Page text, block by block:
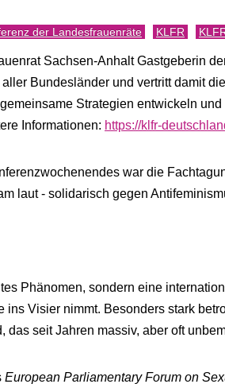
der Landesfrauenräte KLFR
Sachsen-Anhalt Gastgeberin
Bundesländer und vertritt damit
Strategien entwickeln
Informationen: https://klfr-
war die
laut - solidarisch gegen
Phänomen, sondern eine
Visier nimmt. Besonders stark
seit Jahren massiv, aber oft
European Parliamentary Forum on